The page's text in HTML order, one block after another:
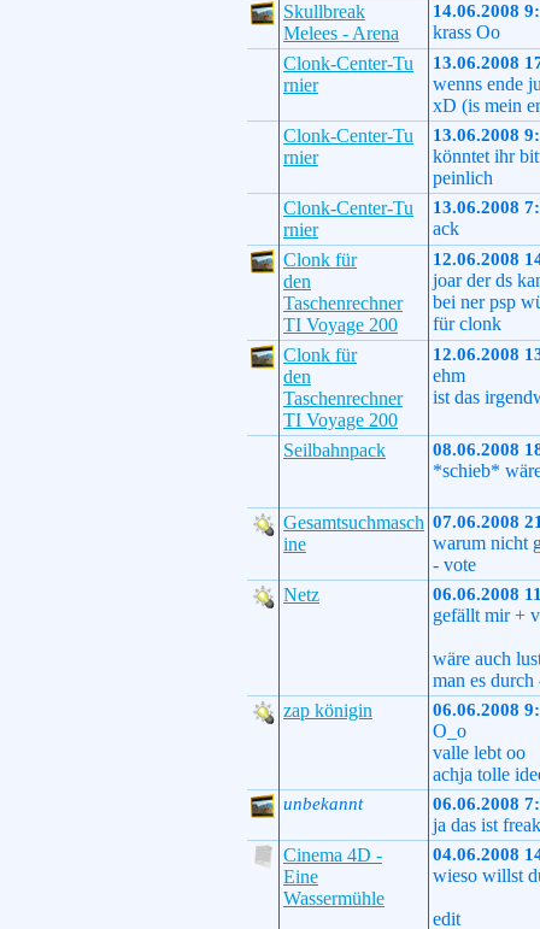
Skullbreak
Melees - Arena
14.06.2008
krass Oo
Clonk-Center-Tu
rnier
13.06.2008
wenns ende
xD (is mein
Clonk-Center-Tu
rnier
13.06.2008
könntet ihr
peinlich
Clonk-Center-Tu
rnier
13.06.2008
ack
Clonk für
den
Taschenrechner
TI Voyage 200
12.06.2008
joar der ds
bei ner psp
für clonk
Clonk für
den
Taschenrechner
TI Voyage 200
12.06.2008
ehm
ist das
Seilbahnpack 08.06.2008
*schieb*
Gesamtsuchmasch
ine
07.06.2008
warum nicht
- vote
Netz
06.06.2008
gefällt mir +
wäre auch
man es
zap königin
06.06.2008
O_o
valle lebt oo
achja tolle
unbekannt 06.06.2008
ja das ist
Cinema 4D -
Eine
Wassermühle
04.06.2008
wieso willst
edit